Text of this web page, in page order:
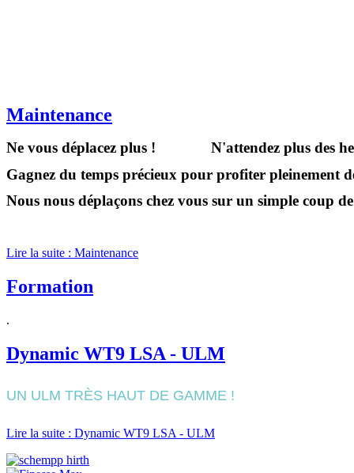
Maintenance
Ne vous déplacez plus ! N'attendez plus des
Gagnez du temps précieux pour profiter pleinement
Nous nous déplaçons chez vous sur un simple coup
Lire la suite : Maintenance
Formation
.
Dynamic WT9 LSA - ULM
UN ULM TRÈS HAUT DE GAMME !
Lire la suite : Dynamic WT9 LSA - ULM